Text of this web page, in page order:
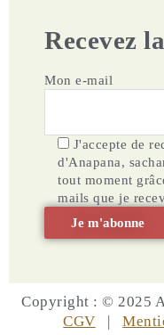
Recevez
Mon e-mail
J'accepte de
d'Anapana,
tout moment
mails que je
Copyright : © 2025
CGV |